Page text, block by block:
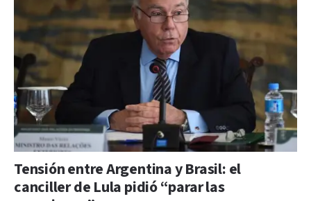
Tensión entre Argentina y Brasil: el
canciller de Lula pidió “parar las